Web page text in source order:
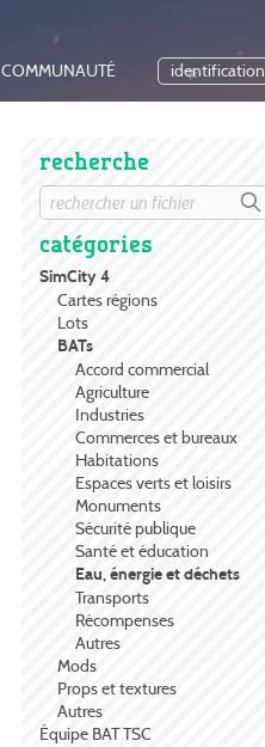
COMMUNAUTÉ identification
recherche
catégories
SimCity 4
Cartes régions
Lots
BATs
Accord commercial
Agriculture
Industries
Commerces et bureaux
Habitations
Espaces verts et loisirs
Monuments
Sécurité publique
Santé et éducation
Eau, énergie et déchets
Transports
Récompenses
Autres
Mods
Props et textures
Autres
Équipe BAT TSC